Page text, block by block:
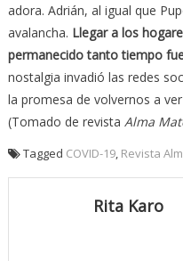
adora. Adrián, al igual que
avalancha. Llegar a los
permanecido tanto tiempo
nostalgia invadió las redes
la promesa de volvernos a
(Tomado de revista Alma
Tagged COVID-19, Revista
Rita Karo